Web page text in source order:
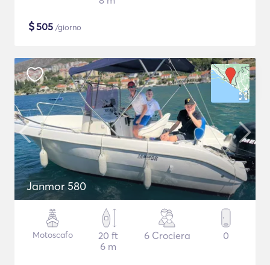
$505 /giorno
Janmor 580
Motoscafo
20 ft
6 m
6 Crociera 0